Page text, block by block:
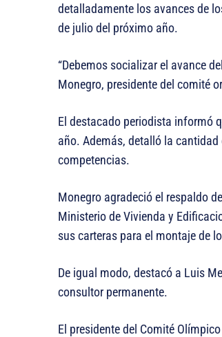
detalladamente los avances de
de julio del próximo año.
“Debemos socializar el avance
Monegro, presidente del comité
El destacado periodista informó
año. Además, detalló la
competencias.
Monegro agradeció el respaldo
Ministerio de Vivienda y
sus carteras para el montaje de
De igual modo, destacó a Luis
consultor permanente.
El presidente del Comité